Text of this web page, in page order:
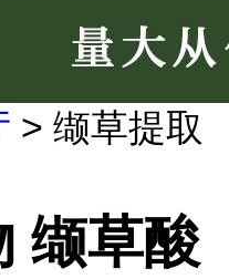
> 缬草提取
缬草酸